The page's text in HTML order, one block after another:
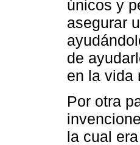
únicos y
asegurar
de
en la vida
Por otra
la cual